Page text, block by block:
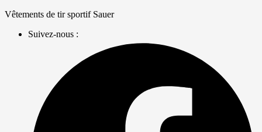
Skip
content
Vêtements de tir sportif Sauer
Suivez-nous :